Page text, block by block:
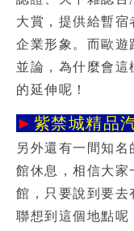
大賞，提供給暫宿
企業形象。而歐遊
並論，為什麼會這
的延伸呢！
► 紫禁城精品
另外還有一間知
館休息，相信大家
館 ，只要說到要
聯想到這個地點呢